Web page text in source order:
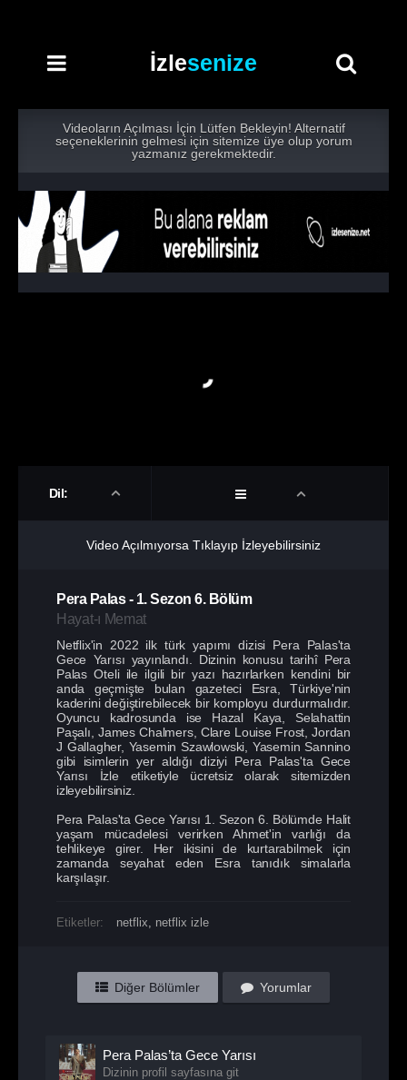
İzlesenize
Videoların Açılması İçin Lütfen Bekleyin! Alternatif
seçeneklerinin gelmesi için sitemize üye olup yorum
yazmanız gerekmektedir.
Dil:
Video Açılmıyorsa Tıklayıp İzleyebilirsiniz
Pera Palas- 1. Sezon 6. Bölüm
Hayat-ı Memat
Netflix'in 2022 ilk türk yapımı dizisi Pera Palas'ta
Gece Yarısı yayınlandı. Dizinin konusu tarihî Pera
Palas Oteli ile ilgili bir yazı hazırlarken kendini bir
anda geçmişte bulan gazeteci Esra, Türkiye'nin
kaderini değiştirebilecek bir komployu durdurmalıdır.
Oyuncu kadrosunda ise Hazal Kaya, Selahattin
Paşalı, James Chalmers, Clare Louise Frost, Jordan
J Gallagher, Yasemin Szawlowski, Yasemin Sannino
gibi isimlerin yer aldığı diziyi Pera Palas'ta Gece
Yarısı İzle etiketiyle ücretsiz olarak sitemizden
izleyebilirsiniz.
Pera Palas'ta Gece Yarısı 1. Sezon 6. Bölümde Halit
yaşam mücadelesi verirken Ahmet'in varlığı da
tehlikeye girer. Her ikisini de kurtarabilmek için
zamanda seyahat eden Esra tanıdık simalarla
karşılaşır.
Etiketler: netflix netflix izle
Diğer Bölümler Yorumlar
Pera Palas’ta Gece Yarısı
Dizinin profil sayfasına git